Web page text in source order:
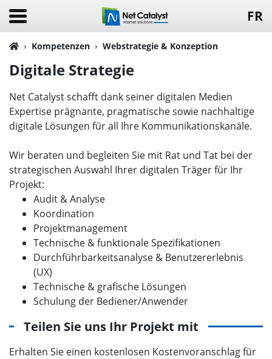
FR
Kompetenzen Webstrategie & Konzeption
Digitale Strategie
Net Catalyst schafft dank seiner digitalen Medien
Expertise prägnante, pragmatische sowie nachhaltige
digitale Lösungen für all Ihre Kommunikationskanäle.
Wir beraten und begleiten Sie mit Rat und Tat bei der
strategischen Auswahl Ihrer digitalen Träger für Ihr
Projekt:
Audit & Analyse
Koordination
Projektmanagement
Technische & funktionale Spezifikationen
Durchführbarkeitsanalyse & Benutzererlebnis
(UX)
Technische & grafische Lösungen
Schulung der Bediener/Anwender
Teilen Sie uns Ihr Projekt mit
Erhalten Sie einen kostenlosen Kostenvoranschlag für